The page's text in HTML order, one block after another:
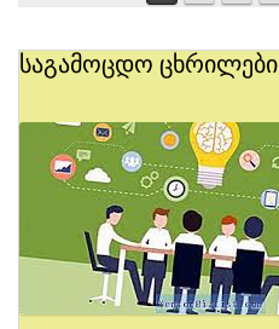
საგამოცდო ცხრილები